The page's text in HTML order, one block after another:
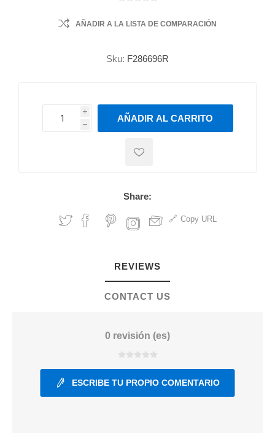
AÑADIR A LA LISTA DE COMPARACIÓN
Sku: F286696R
i
h
h
AÑADIR AL CARRITO
Share:
Copy URL
REVIEWS
CONTACT US
0 revisión (es)
ESCRIBE TU PROPIO COMENTARIO